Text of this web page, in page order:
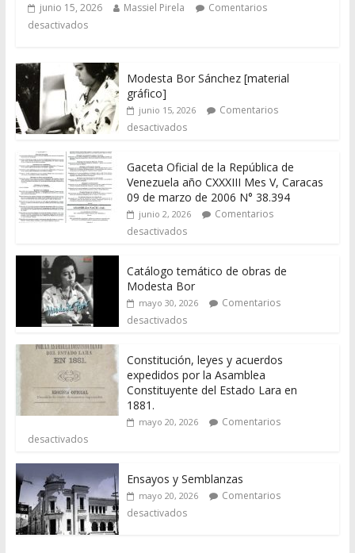
junio 15, 2026 Massiel Pirela
Comentarios
desactivados
Modesta Bor Sánchez [material
gráfico]
junio 15, 2026
Comentarios
desactivados
Gaceta Oficial de la República de
Venezuela año CXXXIII Mes V, Caracas
09 de marzo de 2006 N° 38.394
junio 2, 2026
Comentarios
desactivados
Catálogo temático de obras de
Modesta Bor
mayo 30, 2026
Comentarios
desactivados
Constitución, leyes y acuerdos
expedidos por la Asamblea
Constituyente del Estado Lara en
1881.
mayo 20, 2026
Comentarios
desactivados
Ensayos y Semblanzas
mayo 20, 2026
Comentarios
desactivados